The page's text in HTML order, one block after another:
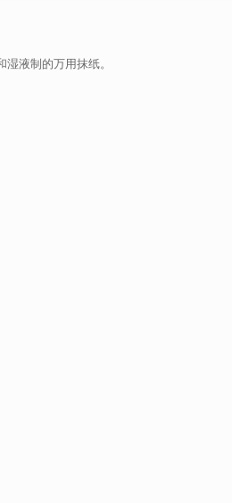
液制的万用抹纸。